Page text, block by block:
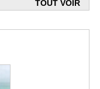
TOUT VOIR